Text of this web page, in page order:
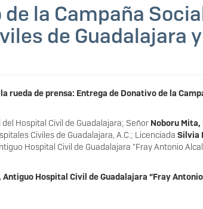
la Campaña
de Guadalajara
rueda de prensa: Entrega de Donativo de la
Hospital Civil de Guadalajara; Señor Noboru Mita,
Civiles de Guadalajara, A.C.; Licenciada Silvia
Hospital Civil de Guadalajara “Fray Antonio
Hospital Civil de Guadalajara “Fray